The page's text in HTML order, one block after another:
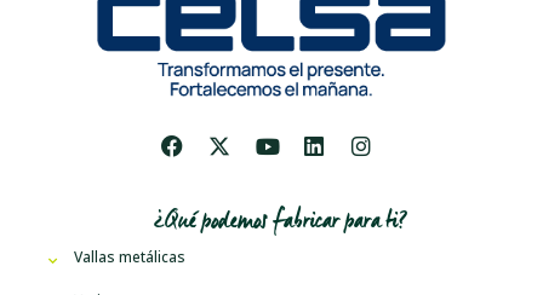
¿Qué podemos fabricar para ti?
Vallas metálicas